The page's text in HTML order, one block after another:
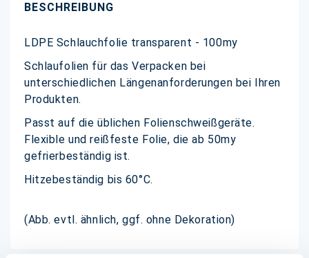
BESCHREIBUNG
LDPE Schlauchfolie transparent - 100my
Schlaufolien für das Verpacken bei
unterschiedlichen Längenanforderungen bei Ihren
Produkten.
Passt auf die üblichen Folienschweißgeräte.
Flexible und reißfeste Folie, die ab 50my
gefrierbeständig ist.
Hitzebeständig bis 60°C.
(Abb. evtl. ähnlich, ggf. ohne Dekoration)